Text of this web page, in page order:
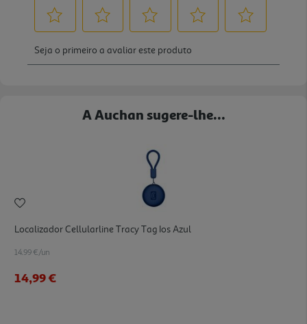
A Auchan sugere-lhe...
Localizador Cellularline Tracy Tag Ios Azul
14.99 €/un
14,99 €